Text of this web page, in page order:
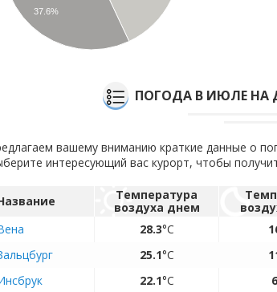
37.6%
ПОГОДА В ИЮЛЕ НА
вашему вниманию краткие данные о
интересующий вас курорт, чтобы
Температура
воздуха днем
28.3°C
25.1°C
22.1°C